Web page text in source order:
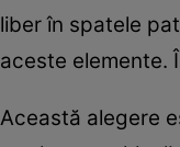
liber în spatele
aceste elemente.
Această alegere